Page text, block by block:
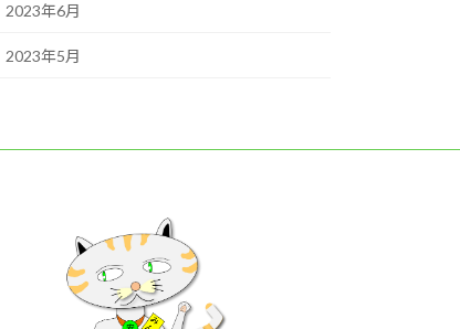
2023年6月
2023年5月